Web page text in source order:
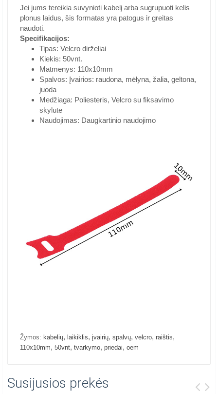
Jei jums tereikia suvynioti kabelį arba sugrupuoti kelis
plonus laidus, šis formatas yra patogus ir greitas
naudoti.
Specifikacijos:
Tipas: Velcro dirželiai
Kiekis: 50vnt.
Matmenys: 110x10mm
Spalvos: Įvairios: raudona, mėlyna, žalia, geltona,
juoda
Medžiaga: Poliesteris, Velcro su fiksavimo
skylute
Naudojimas: Daugkartinio naudojimo
Žymos: kabelių, laikiklis, įvairių, spalvų, velcro, raištis,
110x10mm, 50vnt, tvarkymo, priedai, oem
Susijusios prekės